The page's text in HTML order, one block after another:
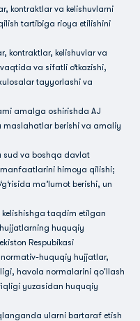
kontraktlar va kelishuvlarni
tartibiga rioya etilishini
kontraktlar, kelishuvlar va
va sifatli o‘tkazishi,
tayyorlashi va
amalga oshirishda AJ
berishi va amaliy
sud va boshqa davlat
himoya qilishi;
ma’lumot berishi, un
taqdim etilgan
huquqiy
Respubikasi
huquqiy hujjatlar,
havola normalarini qo'llash
yuzasidan huquqiy
ularni bartaraf etish